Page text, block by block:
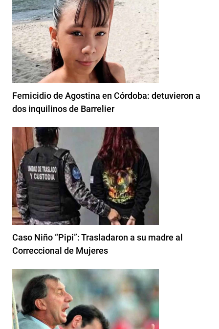
Femicidio de Agostina en Córdoba: detuvieron a
dos inquilinos de Barrelier
Caso Niño “Pipi”: Trasladaron a su madre al
Correccional de Mujeres